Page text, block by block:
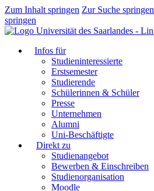
Zum Inhalt springen Zur Suche springen
springen
Infos für
Studieninteressierte
Erstsemester
Studierende
Schülerinnen & Schüler
Presse
Unternehmen
Alumni
Uni-Beschäftigte
Direkt zu
Studienangebot
Bewerben & Einschreiben
Studienorganisation
Moodle